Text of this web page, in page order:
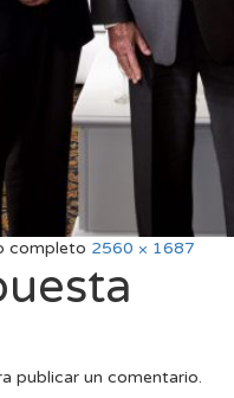
completo 2560 × 1687
publicar un comentario.